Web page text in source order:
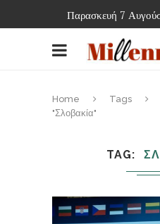
Παρασκευή 7
Home Tags
"Σλοβακία"
TAG